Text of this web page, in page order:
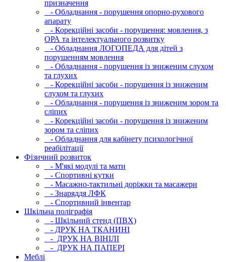
призначення
- Обладнання - порушення опорно-рухового
апарату
- Корекційні засоби - порушення: мовлення, з
ОРА та інтелектуального розвитку
- Обладнання ЛОГОПЕДА для дітей з
порушенням мовлення
- Обладнання - порушення із зниженим слухом
та глухих
- Корекційні засоби - порушення із зниженим
слухом та глухих
- Обладнання - порушення із зниженим зором та
сліпих
- Корекційні засоби - порушення із зниженим
зором та сліпих
- Обладнання для кабінету психологічної
реабілітації
Фізичний розвиток
- М'які модулi та мати
- Спортивні кутки
- Масажно-тактильні доріжки та масажери
- Знаряддя ЛФК
- Спортивний інвентар
Шкільна поліграфія
- Шкільний стенд (ПВХ)
- ДРУК НА ТКАНИНІ
- ДРУК НА ВІНІЛІ
- ДРУК НА ПАПЕРІ
Меблі